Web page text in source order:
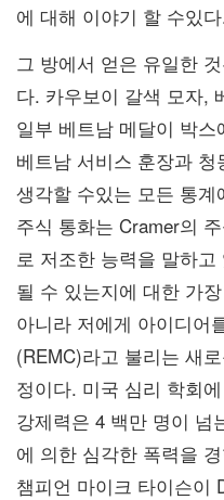
에 대해 이야기 할 수있
그 방에서 얻은 유일한
다. 카우보이 갈색 모자,
일부 베트남 메달이 박
베트남 서비스 훈장과
생각할 수있는 모든 통
주식 통화는 Cramer의
로 저조한 능력을 말하
될 수 있는지에 대한 가
아니라 저에게 아이디어
(REMC)라고 불리는 새
정이다. 미국 심리 학회
강제력은 4 백만 명이 넘
에 의한 심각한 폭력을
챔피언 마이크 타이슨이